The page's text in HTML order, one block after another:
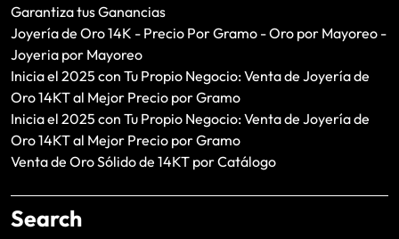
Garantiza tus Ganancias
Joyería de Oro 14K - Precio Por Gramo - Oro por Mayoreo -
Joyeria por Mayoreo
Inicia el 2025 con Tu Propio Negocio: Venta de Joyería de
Oro 14KT al Mejor Precio por Gramo
Inicia el 2025 con Tu Propio Negocio: Venta de Joyería de
Oro 14KT al Mejor Precio por Gramo
Venta de Oro Sólido de 14KT por Catálogo
Search